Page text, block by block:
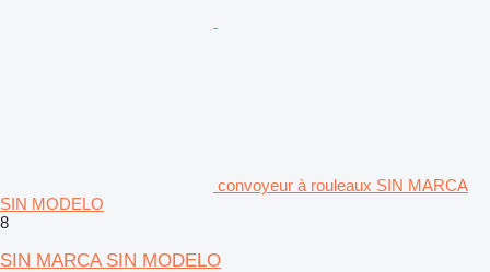
convoyeur à rouleaux SIN MARCA
SIN MODELO
8
SIN MARCA SIN MODELO